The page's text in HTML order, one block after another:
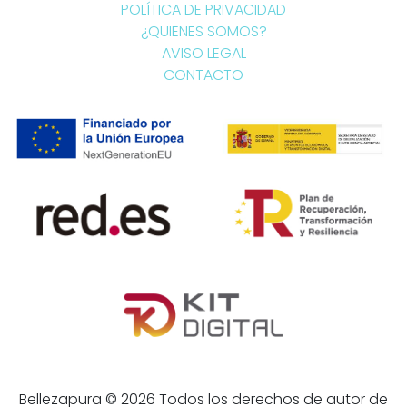
POLÍTICA DE PRIVACIDAD
¿QUIENES SOMOS?
AVISO LEGAL
CONTACTO
Bellezapura © 2026 Todos los derechos de autor de